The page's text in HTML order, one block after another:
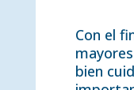
Con el
bien